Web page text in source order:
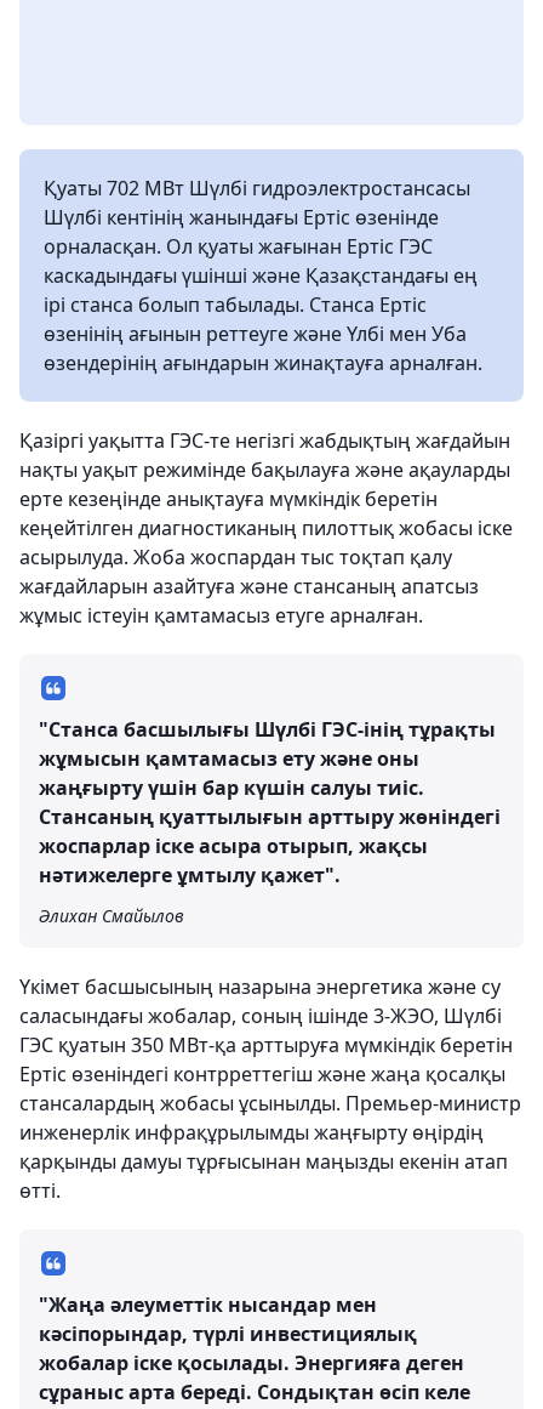
Қуаты 702 МВт Шүлбі гидроэлектростансасы
Шүлбі кентінің жанындағы Ертіс өзенінде
орналасқан. Ол қуаты жағынан Ертіс ГЭС
каскадындағы үшінші және Қазақстандағы ең
ірі станса болып табылады. Станса Ертіс
өзенінің ағынын реттеуге және Үлбі мен Уба
өзендерінің ағындарын жинақтауға арналған.
Қазіргі уақытта ГЭС-те негізгі жабдықтың жағдайын
нақты уақыт режимінде бақылауға және ақауларды
ерте кезеңінде анықтауға мүмкіндік беретін
кеңейтілген диагностиканың пилоттық жобасы іске
асырылуда. Жоба жоспардан тыс тоқтап қалу
жағдайларын азайтуға және стансаның апатсыз
жұмыс істеуін қамтамасыз етуге арналған.
"Станса басшылығы Шүлбі ГЭС-інің тұрақты
жұмысын қамтамасыз ету және оны
жаңғырту үшін бар күшін салуы тиіс.
Стансаның қуаттылығын арттыру жөніндегі
жоспарлар іске асыра отырып, жақсы
нәтижелерге ұмтылу қажет".
Әлихан Смайылов
Үкімет басшысының назарына энергетика және су
саласындағы жобалар, соның ішінде 3-ЖЭО, Шүлбі
ГЭС қуатын 350 МВт-қа арттыруға мүмкіндік беретін
Ертіс өзеніндегі контрреттегіш және жаңа қосалқы
стансалардың жобасы ұсынылды. Премьер-министр
инженерлік инфрақұрылымды жаңғырту өңірдің
қарқынды дамуы тұрғысынан маңызды екенін атап
өтті.
"Жаңа әлеуметтік нысандар мен
кәсіпорындар, түрлі инвестициялық
жобалар іске қосылады. Энергияға деген
сұраныс арта береді. Сондықтан өсіп келе